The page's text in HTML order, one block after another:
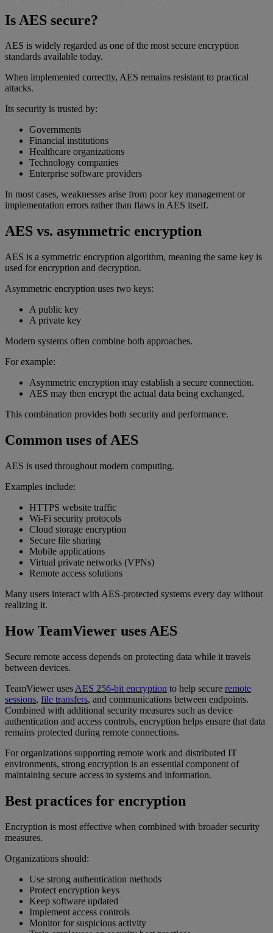
Is AES secure?
AES is widely regarded as one of the most secure encryption
standards available today.
When implemented correctly, AES remains resistant to practical
attacks.
Its security is trusted by:
Governments
Financial institutions
Healthcare organizations
Technology companies
Enterprise software providers
In most cases, weaknesses arise from poor key management or
implementation errors rather than flaws in AES itself.
AES vs. asymmetric encryption
AES is a symmetric encryption algorithm, meaning the same key is
used for encryption and decryption.
Asymmetric encryption uses two keys:
A public key
A private key
Modern systems often combine both approaches.
For example:
Asymmetric encryption may establish a secure connection.
AES may then encrypt the actual data being exchanged.
This combination provides both security and performance.
Common uses of AES
AES is used throughout modern computing.
Examples include:
HTTPS website traffic
Wi-Fi security protocols
Cloud storage encryption
Secure file sharing
Mobile applications
Virtual private networks (VPNs)
Remote access solutions
Many users interact with AES-protected systems every day without
realizing it.
How TeamViewer uses AES
Secure remote access depends on protecting data while it travels
between devices.
TeamViewer uses AES 256-bit encryption to help secure remote
sessions, file transfers, and communications between endpoints.
Combined with additional security measures such as device
authentication and access controls, encryption helps ensure that data
remains protected during remote connections.
For organizations supporting remote work and distributed IT
environments, strong encryption is an essential component of
maintaining secure access to systems and information.
Best practices for encryption
Encryption is most effective when combined with broader security
measures.
Organizations should:
Use strong authentication methods
Protect encryption keys
Keep software updated
Implement access controls
Monitor for suspicious activity